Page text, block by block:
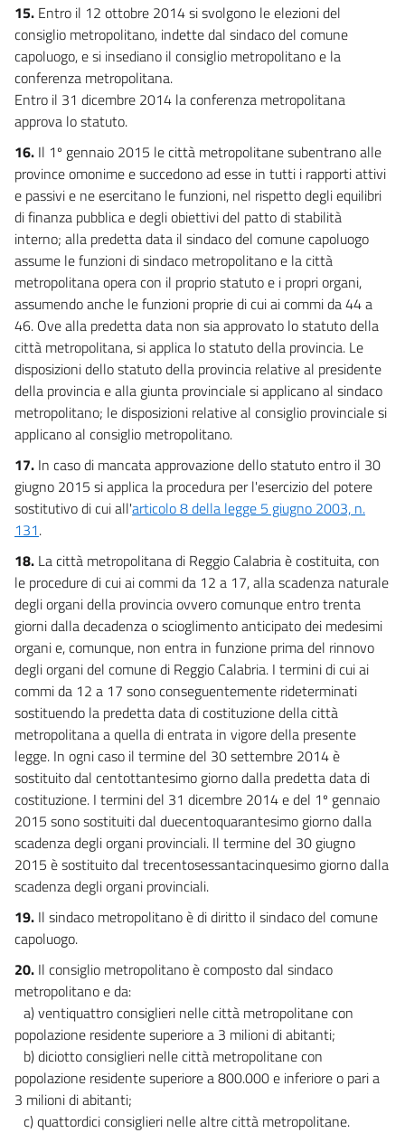
15. Entro il 12 ottobre 2014 si svolgono le elezioni del
consiglio metropolitano, indette dal sindaco del comune
capoluogo, e si insediano il consiglio metropolitano e la
conferenza metropolitana.
Entro il 31 dicembre 2014 la conferenza metropolitana
approva lo statuto.
16. Il 1º gennaio 2015 le città metropolitane subentrano alle
province omonime e succedono ad esse in tutti i rapporti attivi
e passivi e ne esercitano le funzioni, nel rispetto degli equilibri
di finanza pubblica e degli obiettivi del patto di stabilità
interno; alla predetta data il sindaco del comune capoluogo
assume le funzioni di sindaco metropolitano e la città
metropolitana opera con il proprio statuto e i propri organi,
assumendo anche le funzioni proprie di cui ai commi da 44 a
46. Ove alla predetta data non sia approvato lo statuto della
città metropolitana, si applica lo statuto della provincia. Le
disposizioni dello statuto della provincia relative al presidente
della provincia e alla giunta provinciale si applicano al sindaco
metropolitano; le disposizioni relative al consiglio provinciale si
applicano al consiglio metropolitano.
17. In caso di mancata approvazione dello statuto entro il 30
giugno 2015 si applica la procedura per l'esercizio del potere
sostitutivo di cui all'articolo 8 della legge 5 giugno 2003, n.
131.
18. La città metropolitana di Reggio Calabria è costituita, con
le procedure di cui ai commi da 12 a 17, alla scadenza naturale
degli organi della provincia ovvero comunque entro trenta
giorni dalla decadenza o scioglimento anticipato dei medesimi
organi e, comunque, non entra in funzione prima del rinnovo
degli organi del comune di Reggio Calabria. I termini di cui ai
commi da 12 a 17 sono conseguentemente rideterminati
sostituendo la predetta data di costituzione della città
metropolitana a quella di entrata in vigore della presente
legge. In ogni caso il termine del 30 settembre 2014 è
sostituito dal centottantesimo giorno dalla predetta data di
costituzione. I termini del 31 dicembre 2014 e del 1º gennaio
2015 sono sostituiti dal duecentoquarantesimo giorno dalla
scadenza degli organi provinciali. Il termine del 30 giugno
2015 è sostituito dal trecentosessantacinquesimo giorno dalla
scadenza degli organi provinciali.
19. Il sindaco metropolitano è di diritto il sindaco del comune
capoluogo.
20. Il consiglio metropolitano è composto dal sindaco
metropolitano e da:
a) ventiquattro consiglieri nelle città metropolitane con
popolazione residente superiore a 3 milioni di abitanti;
b) diciotto consiglieri nelle città metropolitane con
popolazione residente superiore a 800.000 e inferiore o pari a
3 milioni di abitanti;
c) quattordici consiglieri nelle altre città metropolitane.